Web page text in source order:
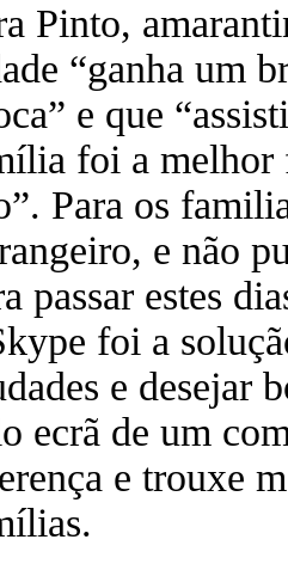
Pinto,
“ganha um
e que
foi a melhor
Para os
e não
passar estes
foi a
e desejar
ecrã de um
e trouxe